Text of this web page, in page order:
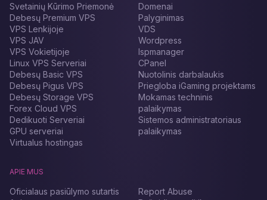
Svetainių Kūrimo Priemonė
Debesų Premium VPS
VPS Lenkijoje
VPS JAV
VPS Vokietijoje
Linux VPS Serveriai
Debesų Basic VPS
Debesų Pigus VPS
Debesų Storage VPS
Forex Cloud VPS
Dedikuoti Serveriai
GPU serveriai
Virtualus hostingas
Domenai
Palyginimas
VDS
Wordpress
Ispmanager
CPanel
Nuotolinis darbalaukis
Priegloba iGaming projektams
Mokamas techninis
palaikymas
Sistemos administratoriaus
palaikymas
APIE MUS
Oficialaus pasiūlymo sutartis
Report Abuse